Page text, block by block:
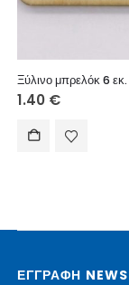
1.40 €
ΕΓΓΡΑΦΗ